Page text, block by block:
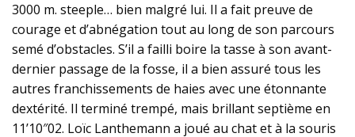
3000 m. steeple… bien malgré lui. Il a fait preuve de
courage et d’abnégation tout au long de son parcours
semé d’obstacles. S’il a failli boire la tasse à son avant-
dernier passage de la fosse, il a bien assuré tous les
autres franchissements de haies avec une étonnante
dextérité. Il terminé trempé, mais brillant septième en
11’10″02. Loïc Lanthemann a joué au chat et à la souris